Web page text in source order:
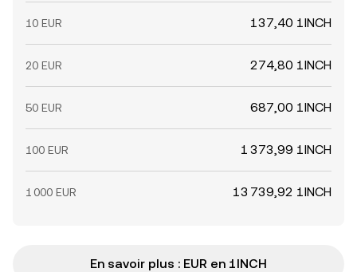
10 EUR 137,40 1INCH
20 EUR 274,80 1INCH
50 EUR 687,00 1INCH
100 EUR 1 373,99 1INCH
1 000 EUR 13 739,92 1INCH
En savoir plus : EUR en 1INCH